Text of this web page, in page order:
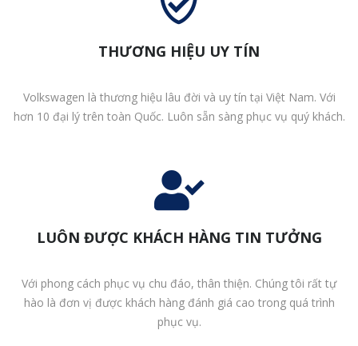
THƯƠNG HIỆU UY TÍN
Volkswagen là thương hiệu lâu đời và uy tín tại Việt Nam. Với
hơn 10 đại lý trên toàn Quốc. Luôn sẵn sàng phục vụ quý khách.
LUÔN ĐƯỢC KHÁCH HÀNG TIN TƯỞNG
Với phong cách phục vụ chu đáo, thân thiện. Chúng tôi rất tự
hào là đơn vị được khách hàng đánh giá cao trong quá trình
phục vụ.